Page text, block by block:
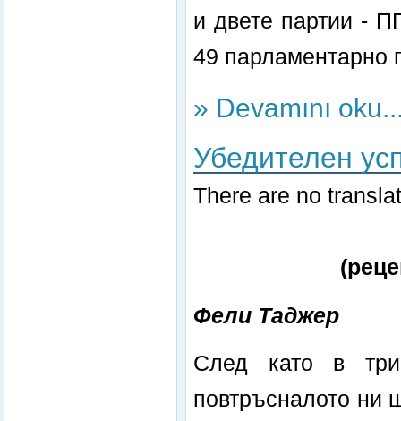
и двете партии -
49 парламентарно
» Devamını
Убедителен
There are no
Фели Таджер
След като в
повтръсналото ни